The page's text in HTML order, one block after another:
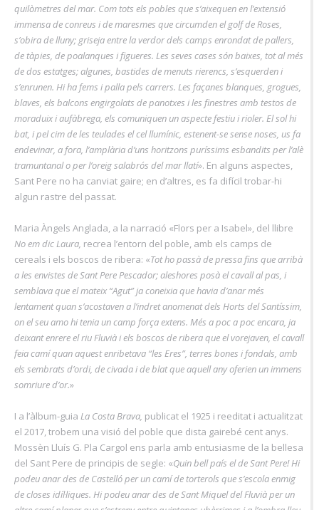
quilòmetres del mar. Com tots els pobles que s’aixequen en l’extensió
immensa de conreus i de maresmes que circumden el golf de Roses,
s’obira de lluny; griseja entre la verdor dels camps enrondat de pallers,
de tàpies, de poalanques i figueres. Les seves cases són baixes, tot al més
de dos estatges; algunes, bastides de menuts rierencs, s’esquerden i
s’enrunen. Hi ha fems i palla pels carrers. Les façanes blanques, grogues,
blaves, els balcons engirgolats de panotxes i les finestres amb testos de
moraduix i aufàbrega, els comuniquen un aspecte festiu i rioler. El sol hi
bat, i pel cim de les teulades el cel llumínic, estenent-se sense noses, us fa
endevinar, a fora, l’amplària d’uns horitzons puríssims esbandits per l’alè
tramuntanal o per l’oreig salabrós del mar llatí». En alguns aspectes,
Sant Pere no ha canviat gaire; en d’altres, es fa difícil trobar-hi
algun rastre del passat.
Maria Àngels Anglada, a la narració «Flors per a Isabel», del llibre
No em dic Laura, recrea l’entorn del poble, amb els camps de
cereals i els boscos de ribera: «Tot ho passà de pressa fins que arribà
a les envistes de Sant Pere Pescador; aleshores posà el cavall al pas, i
semblava que el mateix “Agut” ja coneixia que havia d’anar més
lentament quan s’acostaven a l’indret anomenat dels Horts del Santíssim,
on el seu amo hi tenia un camp força extens. Més a poc a poc encara, ja
deixant enrere el riu Fluvià i els boscos de ribera que el vorejaven, el cavall
feia camí quan aquest enribetava “les Eres”, terres bones i fondals, amb
els sembrats d’ordi, de civada i de blat que aquell any oferien un immens
somriure d’or.»
I a l’àlbum-guia La Costa Brava, publicat el 1925 i reeditat i actualitzat
el 2017, trobem una visió del poble que dista gairebé cent anys.
Mossèn Lluís G. Pla Cargol ens parla amb entusiasme de la bellesa
del Sant Pere de principis de segle: «Quin bell país el de Sant Pere! Hi
podeu anar des de Castelló per un camí de torterols que s’escola enmig
de closes idíl·liques. Hi podeu anar des de Sant Miquel del Fluvià per un